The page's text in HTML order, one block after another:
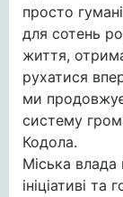
просто
для сотень
життя,
рухатися
ми
систему
Кодола.
Міська
ініціативі та